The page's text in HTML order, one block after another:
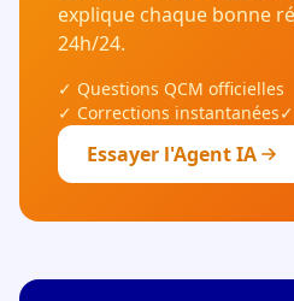
explique chaque bonne
24h/24.
✓ Questions QCM officielles
✓ Corrections instantanées
Essayer l'Agent IA